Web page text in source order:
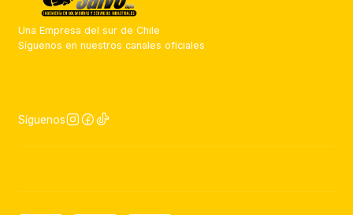
Una Empresa del sur de Chile
Síguenos en nuestros canales oficiales
Síguenos